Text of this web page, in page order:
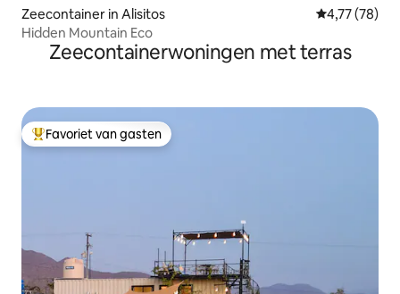
Zeecontainer in Alisitos Gemiddelde
4,77 (78)
Hidden Mountain Eco
Zeecontainerwoningen met terras
Topfavoriet van gasten
Favoriet van gasten